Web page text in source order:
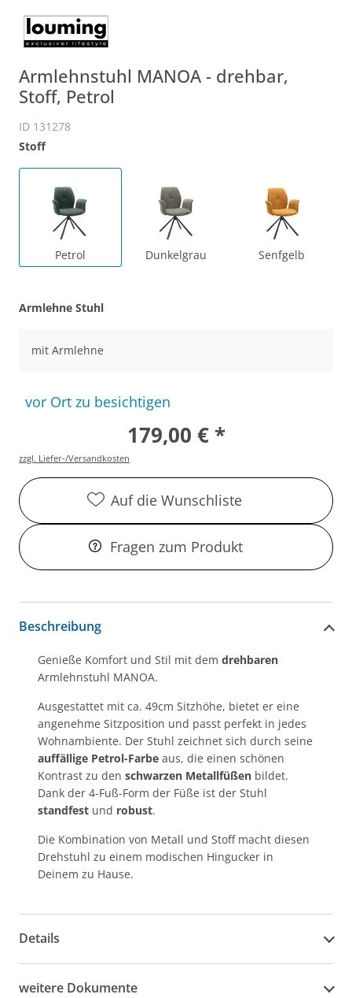
Armlehnstuhl MANOA - drehbar,
Stoff, Petrol
ID 131278
Stoff
Petrol Dunkelgrau Senfgelb
Armlehne Stuhl
mit Armlehne
vor Ort zu besichtigen
179,00 € *
zzgl. Liefer-/Versandkosten
Auf die Wunschliste
Fragen zum Produkt
Beschreibung
Genieße Komfort und Stil mit dem drehbaren
Armlehnstuhl MANOA.
Ausgestattet mit ca. 49cm Sitzhöhe, bietet er eine
angenehme Sitzposition und passt perfekt in jedes
Wohnambiente. Der Stuhl zeichnet sich durch seine
auffällige Petrol-Farbe aus, die einen schönen
Kontrast zu den schwarzen Metallfüßen bildet.
Dank der 4-Fuß-Form der Füße ist der Stuhl
standfest und robust.
Die Kombination von Metall und Stoff macht diesen
Drehstuhl zu einem modischen Hingucker in
Deinem zu Hause.
Details
weitere Dokumente